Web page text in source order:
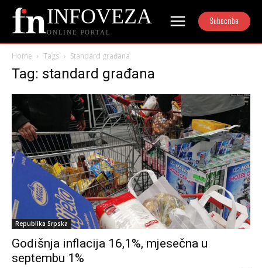
INFOVEZA
ONLINE PORTAL
Subscribe
Home Tags Standard građana
Tag: standard građana
Republika Srpska
Godišnja inflacija 16,1%, mjesečna u
septembu 1%